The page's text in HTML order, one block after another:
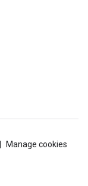
Manage cookies